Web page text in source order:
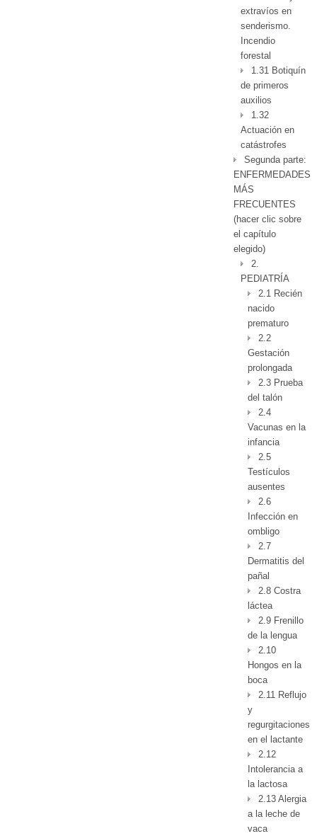
extravíos en
senderismo.
Incendio
forestal
1.31 Botiquín
de primeros
auxilios
1.32
Actuación en
catástrofes
Segunda parte:
ENFERMEDADES
MÁS
FRECUENTES
(hacer clic sobre
el capítulo
elegido)
2.
PEDIATRÍA
2.1 Recién
nacido
prematuro
2.2
Gestación
prolongada
2.3 Prueba
del talón
2.4
Vacunas en la
infancia
2.5
Testículos
ausentes
2.6
Infección en
ombligo
2.7
Dermatitis del
pañal
2.8 Costra
láctea
2.9 Frenillo
de la lengua
2.10
Hongos en la
boca
2.11 Reflujo
y
regurgitaciones
en el lactante
2.12
Intolerancia a
la lactosa
2.13 Alergia
a la leche de
vaca